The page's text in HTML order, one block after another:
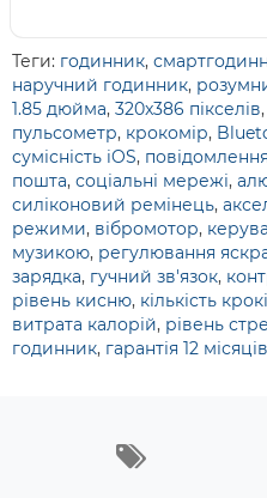
Теги: годинник,
наручний годинник,
1.85 дюйма, 320x386 пікселів,
пульсометр, крокомір,
сумісність iOS, повідомлення
пошта, соціальні мережі,
силіконовий ремінець,
режими, вібромотор,
музикою, регулювання
зарядка, гучний зв'язок,
рівень кисню, кількість
витрата калорій, рівень
годинник, гарантія 12 місяців